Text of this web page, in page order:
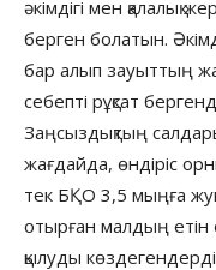
әкімдігі мен қалалық
берген болатын.
бар алып зауыттың
себепті рұқсат
Заңсыздықтың
жағдайда, өндіріс
тек БҚО 3,5 мыңға
отырған малдың етін
қылуды